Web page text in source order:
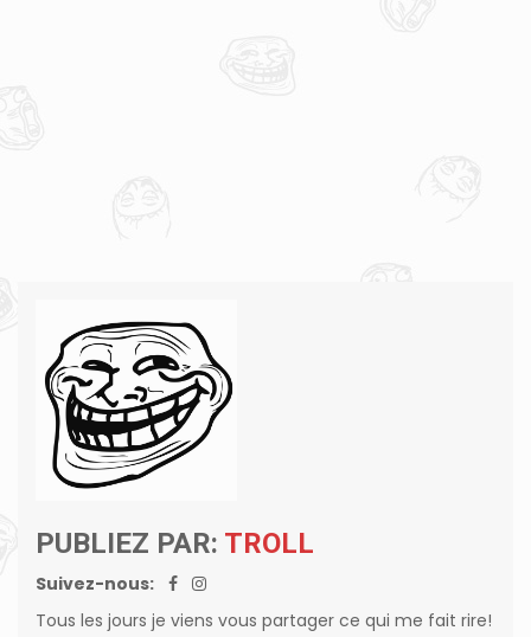
PUBLIEZ PAR: TROLL
Suivez-nous:
Tous les jours je viens vous partager ce qui me fait rire!